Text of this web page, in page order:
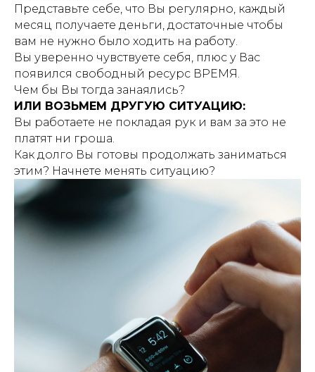
Представьте себе, что Вы регулярно, каждый
месяц получаете деньги, достаточные чтобы
вам не нужно было ходить на работу.
Вы уверенно чувствуете себя, плюс у Вас
появился свободный ресурс ВРЕМЯ.
Чем бы Вы тогда занаялись?
ИЛИ ВОЗЬМЕМ ДРУГУЮ СИТУАЦИЮ:
Вы работаете не покладая рук и вам за это не
платят ни гроша.
Как долго Вы готовы продолжать заниматься
этим? Начнете менять ситуацию?